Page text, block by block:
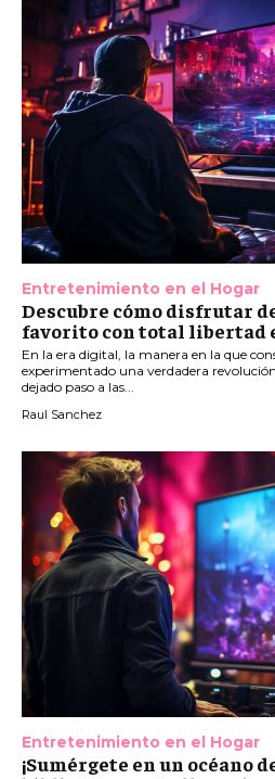
Entretenimiento en el Hogar
Descubre cómo disfrutar
favorito con total libertad
En la era digital, la manera en la que
experimentado una verdadera
dejado paso a las...
Raul Sanchez
Entretenimiento en el Hogar
¡Sumérgete en un océano